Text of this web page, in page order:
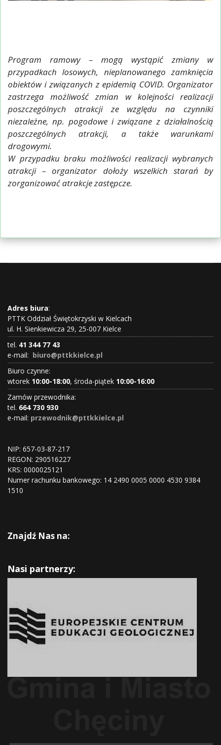
Program ramowy – mogą wystąpić zmiany w
przypadkach losowych, nieplanowanego zamknięcia
obiektów i związanych z epidemią COVID. Organizator
zastrzega możliwość zmian w kolejności realizacji
poszczególnych atrakcji ze względu na czynniki
niezależne, np. pogodowe i związane z działalnością
poszczególnych atrakcji, a także warunkami
drogowymi.
W przypadku braku możliwości realizacji wybranych
atrakcji – organizator dołoży wszelkich starań by
zorganizować atrakcje zastępcze.
Adres biura:
PTTK Oddział Świętokrzyski w Kielcach
ul. H. Sienkiewicza 29, 25-007 Kielce
tel. 41 344 77 43
e-mail: biuro@pttkkielce.pl
Biuro czynne:
wtorek 10:00-18:00, środa-piątek 10:00-16:00
Zamów przewodnika:
tel. 664 730 930
e-mail: przewodnik@pttkkielce.pl
NIP: 657-03-87-217
REGON: 290516227
KRS: 0000025121
Numer rachunku bankowego: 14 2490 0005 0000 4530 9384
1510
Znajdź Nas na:
Nasi partnerzy: